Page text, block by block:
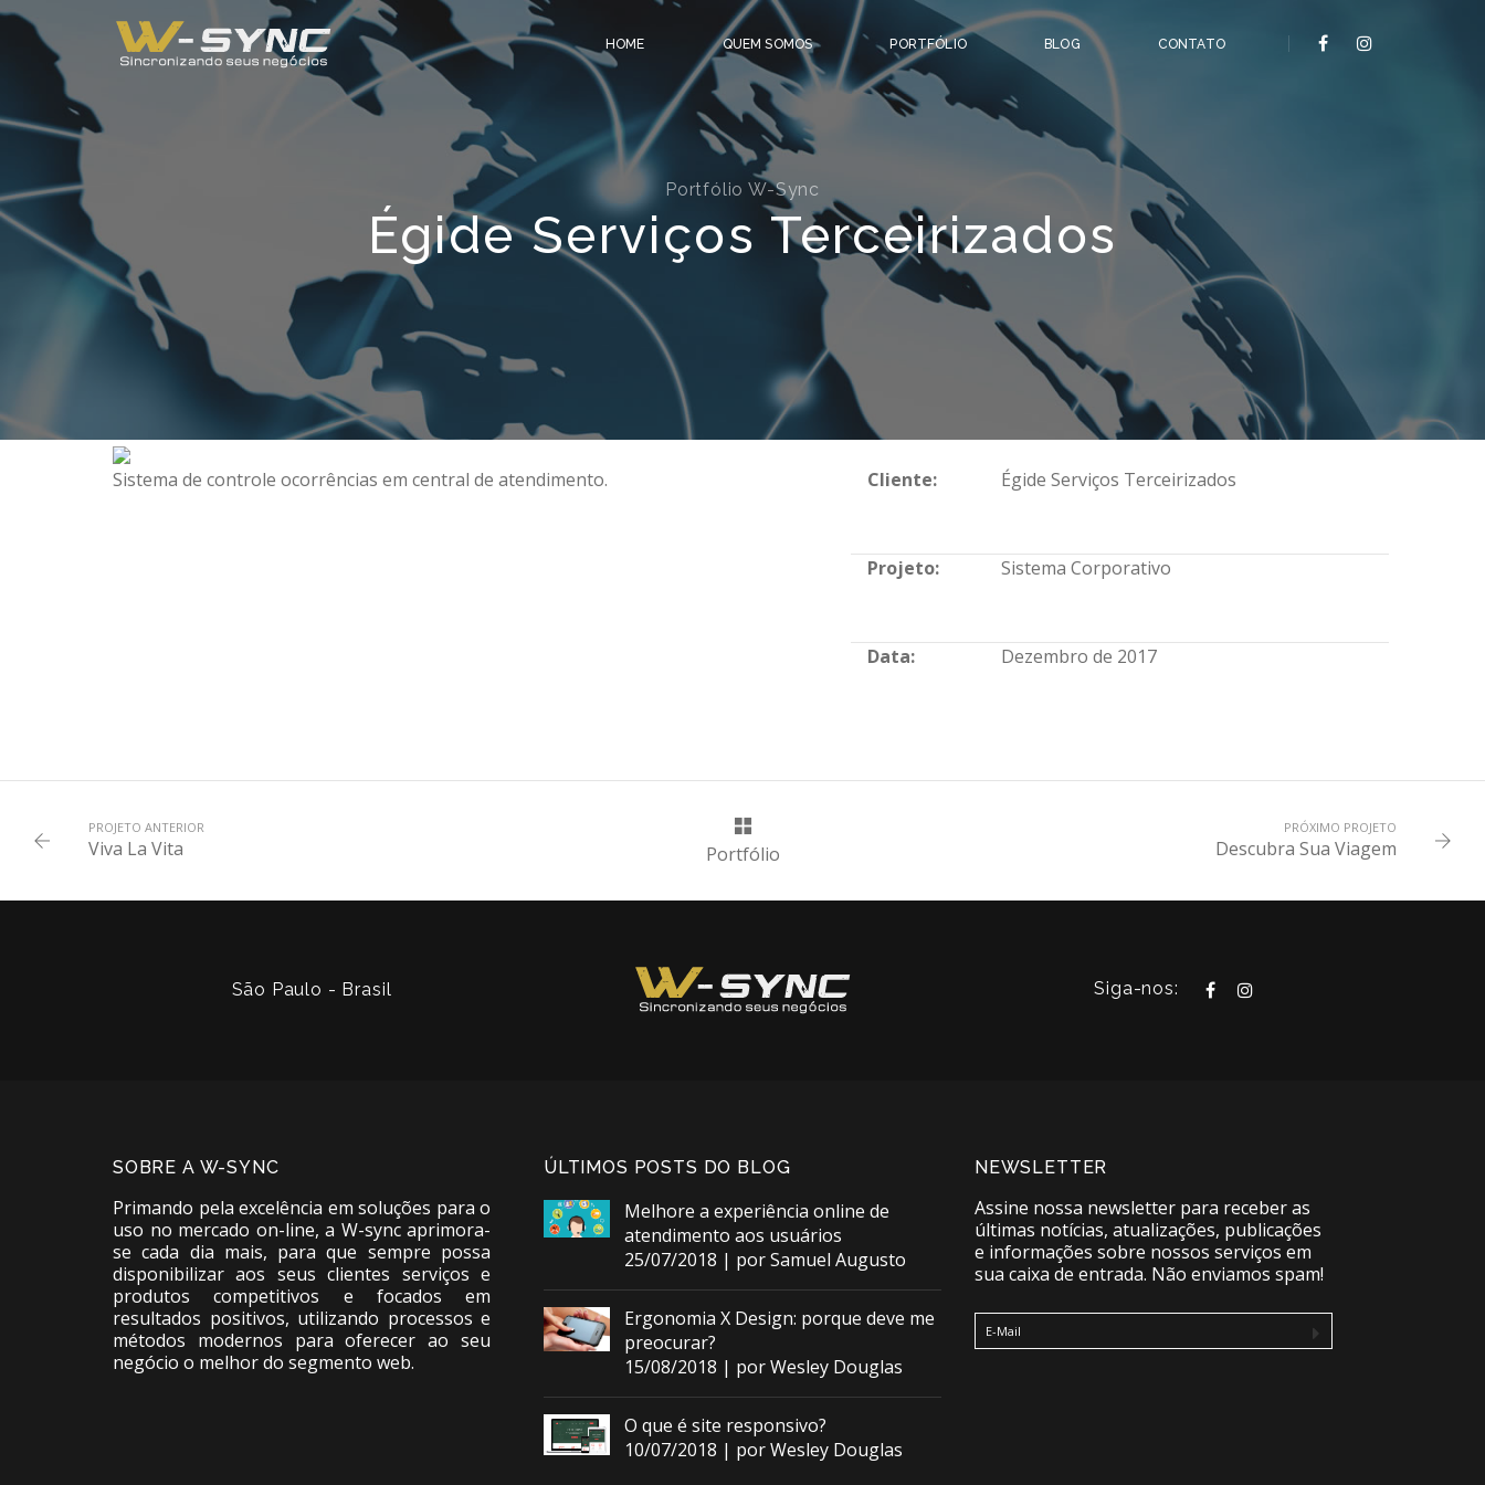
HOME QUEM SOMOS PORTFÓLIO BLOG CONTATO
Portfólio W-Sync
Égide Serviços Terceirizados
Sistema de controle ocorrências em central de atendimento. Cliente: Égide Serviços Terceirizados
Projeto: Sistema Corporativo
Data: Dezembro de 2017
PROJETO ANTERIOR
Viva La Vita Portfólio
PRÓXIMO PROJETO
Descubra Sua Viagem
São Paulo - Brasil Siga-nos:
SOBRE A W-SYNC
Primando pela excelência em soluções para o
uso no mercado on-line, a W-sync aprimora-
se cada dia mais, para que sempre possa
disponibilizar aos seus clientes serviços e
produtos competitivos e focados em
resultados positivos, utilizando processos e
métodos modernos para oferecer ao seu
negócio o melhor do segmento web.
ÚLTIMOS POSTS DO BLOG
Melhore a experiência online de
atendimento aos usuários
25/07/2018 | por Samuel Augusto
Ergonomia X Design: porque deve me
preocurar?
15/08/2018 | por Wesley Douglas
O que é site responsivo?
10/07/2018 | por Wesley Douglas
NEWSLETTER
Assine nossa newsletter para receber as
últimas notícias, atualizações, publicações
e informações sobre nossos serviços em
sua caixa de entrada. Não enviamos spam!
E-Mail